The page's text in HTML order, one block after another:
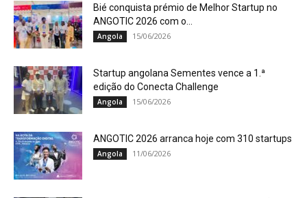
Bié conquista prémio de Melhor Startup no
ANGOTIC 2026 com o...
Angola 15/06/2026
Startup angolana Sementes vence a 1.ª
edição do Conecta Challenge
Angola 15/06/2026
ANGOTIC 2026 arranca hoje com 310 startups
Angola 11/06/2026